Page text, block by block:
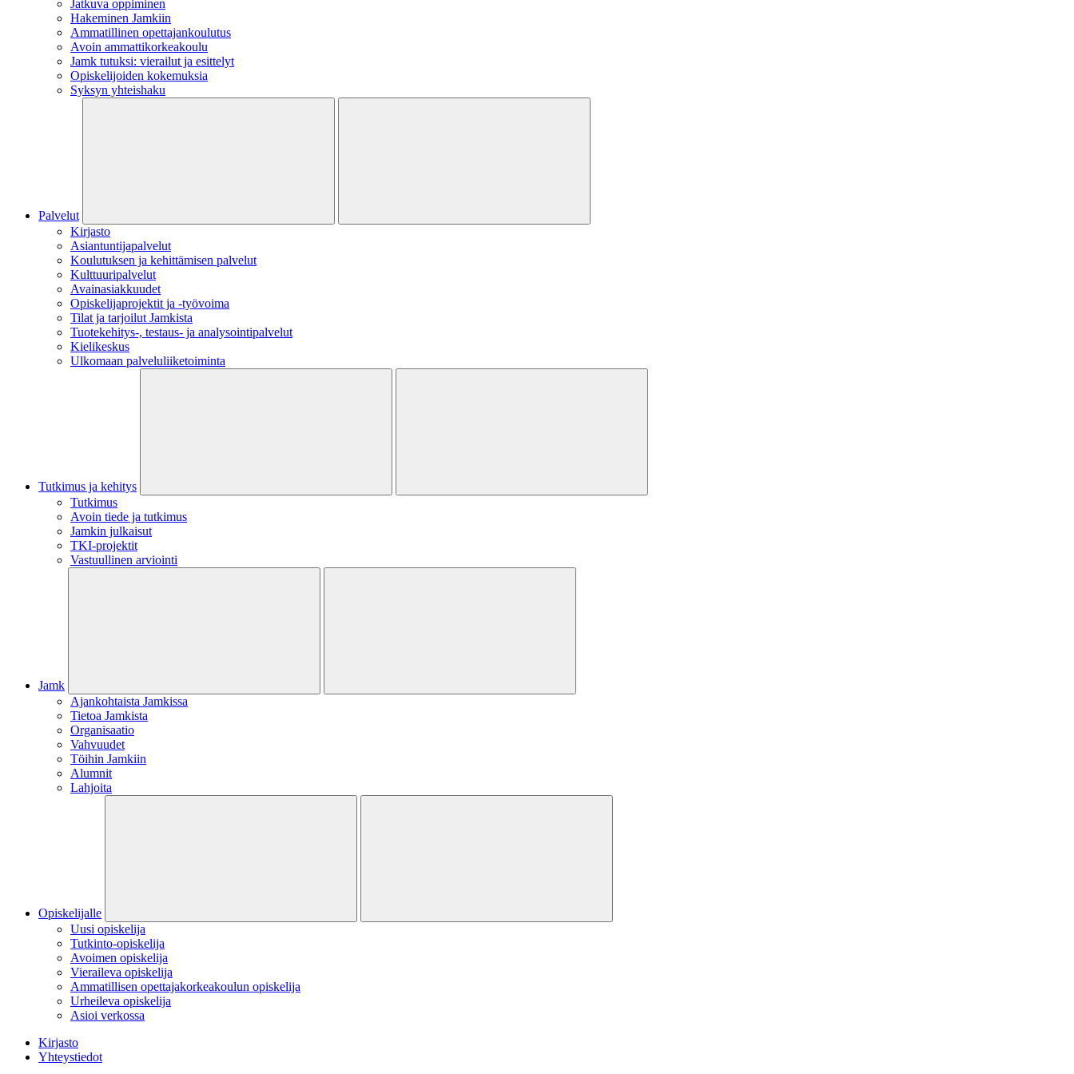
Jatkuva oppiminen
Hakeminen Jamkiin
Ammatillinen opettajankoulutus
Avoin ammattikorkeakoulu
Jamk tutuksi: vierailut ja esittelyt
Opiskelijoiden kokemuksia
Syksyn yhteishaku
Palvelut
Kirjasto
Asiantuntijapalvelut
Koulutuksen ja kehittämisen palvelut
Kulttuuripalvelut
Avainasiakkuudet
Opiskelijaprojektit​ ja -työvoima
Tilat ja tarjoilut Jamkista
Tuotekehitys-, testaus- ja analysointipalvelut
Kielikeskus
Ulkomaan palveluliiketoiminta
Tutkimus ja kehitys
Tutkimus
Avoin tiede ja tutkimus
Jamkin julkaisut
TKI-projektit
Vastuullinen arviointi
Jamk
Ajankohtaista Jamkissa
Tietoa Jamkista
Organisaatio
Vahvuudet
Töihin Jamkiin
Alumnit
Lahjoita
Opiskelijalle
Uusi opiskelija
Tutkinto-opiskelija
Avoimen opiskelija
Vieraileva opiskelija
Ammatillisen opettajakorkeakoulun opiskelija
Urheileva opiskelija
Asioi verkossa
Kirjasto
Yhteystiedot